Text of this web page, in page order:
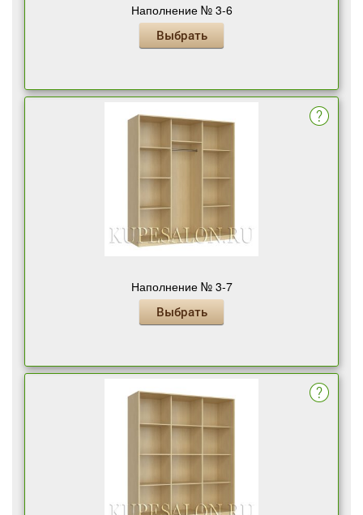
Наполнение № 3-6
Выбрать
Наполнение № 3-7
Выбрать